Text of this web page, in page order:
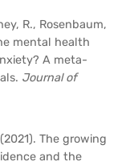
R., Rosenbaum,
mental health
A meta-
Journal of
The growing
and the